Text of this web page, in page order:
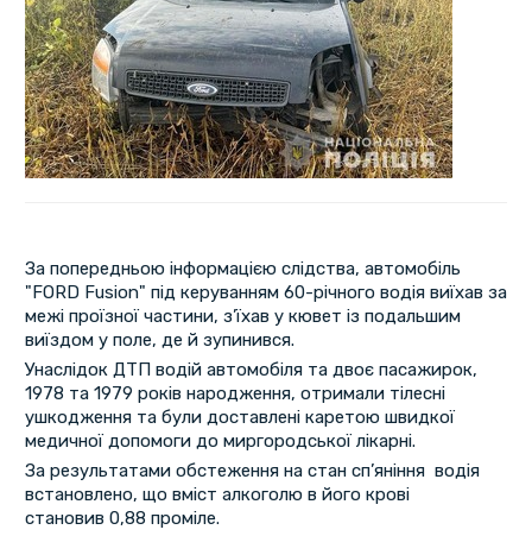
За попередньою інформацією слідства, автомобіль
"FORD Fusion" під керуванням 60-річного водія виїхав за
межі проїзної частини, з’їхав у кювет із подальшим
виїздом у поле, де й зупинився.
Унаслідок ДТП водій автомобіля та двоє пасажирок,
1978 та 1979 років народження, отримали тілесні
ушкодження та були доставлені каретою швидкої
медичної допомоги до миргородської лікарні.
За результатами обстеження на стан сп’яніння водія
встановлено, що вміст алкоголю в його крові
становив 0,88 проміле.